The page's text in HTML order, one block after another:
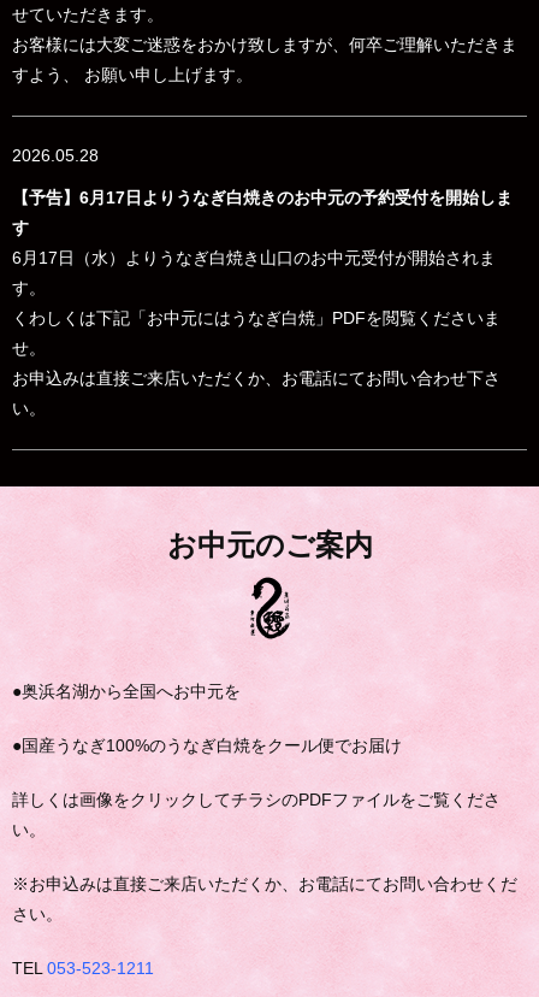
せていただきます。
お客様には大変ご迷惑をおかけ致しますが、何卒ご理解いただきま
すよう、 お願い申し上げます。
2026.05.28
【予告】6月17日よりうなぎ白焼きのお中元の予約受付を開始しま
す
6月17日（水）よりうなぎ白焼き山口のお中元受付が開始されま
す。
くわしくは下記「お中元にはうなぎ白焼」PDFを閲覧くださいま
せ。
お申込みは直接ご来店いただくか、お電話にてお問い合わせ下さ
い。
お中元のご案内
●奥浜名湖から全国へお中元を
●国産うなぎ100%のうなぎ白焼をクール便でお届け
詳しくは画像をクリックしてチラシのPDFファイルをご覧くださ
い。
※お申込みは直接ご来店いただくか、お電話にてお問い合わせくだ
さい。
TEL053-523-1211